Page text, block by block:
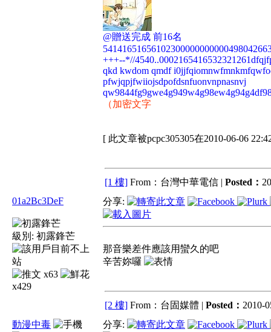
@贈送完成 前16名
+++--*//
qkd kwdom qmdf
pfwjqpjfwiiojsdpofdsnfuonvnpnasnvj
（加密文字
[ 此文章被pcpc305305在2010-06-06
[1 樓] From：台灣中華電信 | Posted：
01a2Bc3DeF
級別: 初露鋒芒
x63
x429
分享:
那音樂差件應該用蠻久的吧
辛苦妳囉
[2 樓] From：台固媒體 | Posted： 2010-
動漫中毒
分享: